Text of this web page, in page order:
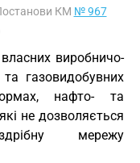
КМ № 967
виробничо-
газовидобувних
нафто- та
не дозволяється
мережу